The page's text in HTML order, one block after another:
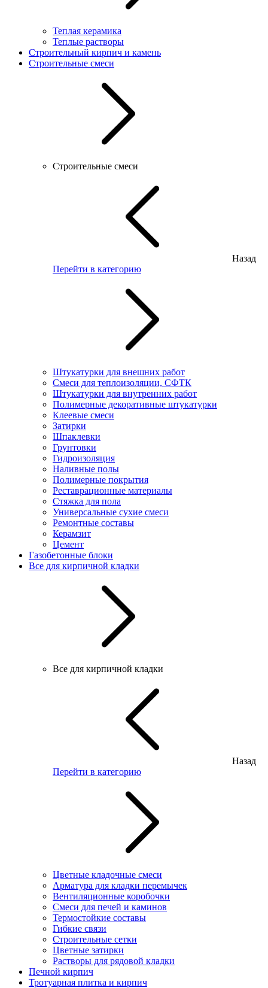
Теплая керамика
Теплые растворы
Строительный кирпич и камень
Строительные смеси
Строительные смеси
Назад
Перейти в категорию
Штукатурки для внешних работ
Смеси для теплоизоляции, СФТК
Штукатурки для внутренних работ
Полимерные декоративные штукатурки
Клеевые смеси
Затирки
Шпаклевки
Грунтовки
Гидроизоляция
Наливные полы
Полимерные покрытия
Реставрационные материалы
Стяжка для пола
Универсальные сухие смеси
Ремонтные составы
Керамзит
Цемент
Газобетонные блоки
Все для кирпичной кладки
Все для кирпичной кладки
Назад
Перейти в категорию
Цветные кладочные смеси
Арматура для кладки перемычек
Вентиляционные коробочки
Смеси для печей и каминов
Термостойкие составы
Гибкие связи
Строительные сетки
Цветные затирки
Растворы для рядовой кладки
Печной кирпич
Тротуарная плитка и кирпич